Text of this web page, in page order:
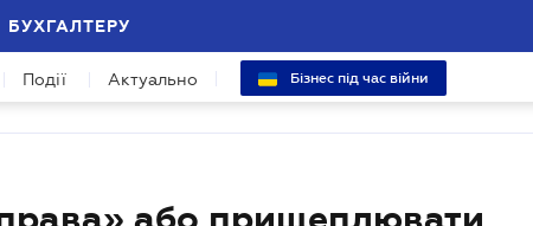
БУХГАЛТЕРУ
Події Актуально Бізнес під час війни